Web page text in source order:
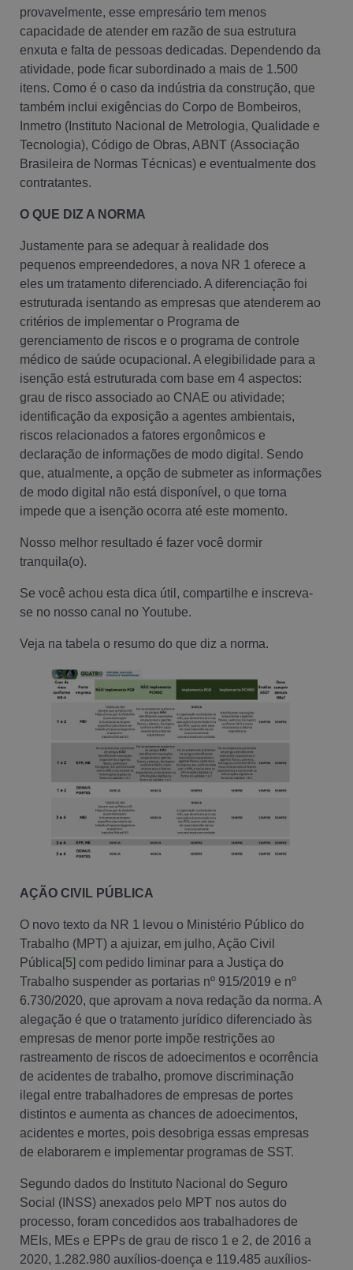
provavelmente, esse empresário tem menos
capacidade de atender em razão de sua estrutura
enxuta e falta de pessoas dedicadas. Dependendo da
atividade, pode ficar subordinado a mais de 1.500
itens. Como é o caso da indústria da construção, que
também inclui exigências do Corpo de Bombeiros,
Inmetro (Instituto Nacional de Metrologia, Qualidade e
Tecnologia), Código de Obras, ABNT (Associação
Brasileira de Normas Técnicas) e eventualmente dos
contratantes.
O QUE DIZ A NORMA
Justamente para se adequar à realidade dos
pequenos empreendedores, a nova NR 1 oferece a
eles um tratamento diferenciado. A diferenciação foi
estruturada isentando as empresas que atenderem ao
critérios de implementar o Programa de
gerenciamento de riscos e o programa de controle
médico de saúde ocupacional. A elegibilidade para a
isenção está estruturada com base em 4 aspectos:
grau de risco associado ao CNAE ou atividade;
identificação da exposição a agentes ambientais,
riscos relacionados a fatores ergonômicos e
declaração de informações de modo digital. Sendo
que, atualmente, a opção de submeter as informações
de modo digital não está disponível, o que torna
impede que a isenção ocorra até este momento.
Nosso melhor resultado é fazer você dormir
tranquila(o).
Se você achou esta dica útil, compartilhe e inscreva-
se no nosso canal no Youtube.
Veja na tabela o resumo do que diz a norma.
AÇÃO CIVIL PÚBLICA
O novo texto da NR 1 levou o Ministério Público do
Trabalho (MPT) a ajuizar, em julho, Ação Civil
Pública[5] com pedido liminar para a Justiça do
Trabalho suspender as portarias nº 915/2019 e nº
6.730/2020, que aprovam a nova redação da norma. A
alegação é que o tratamento jurídico diferenciado às
empresas de menor porte impõe restrições ao
rastreamento de riscos de adoecimentos e ocorrência
de acidentes de trabalho, promove discriminação
ilegal entre trabalhadores de empresas de portes
distintos e aumenta as chances de adoecimentos,
acidentes e mortes, pois desobriga essas empresas
de elaborarem e implementar programas de SST.
Segundo dados do Instituto Nacional do Seguro
Social (INSS) anexados pelo MPT nos autos do
processo, foram concedidos aos trabalhadores de
MEIs, MEs e EPPs de grau de risco 1 e 2, de 2016 a
2020, 1.282.980 auxílios-doença e 119.485 auxílios-